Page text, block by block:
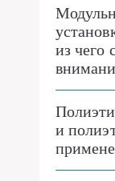
из чего
и